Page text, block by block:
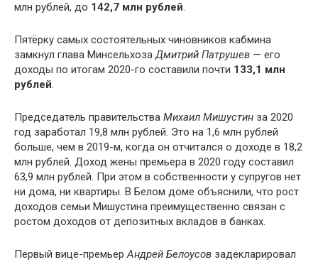
млн рублей, до 142,7 млн рублей.
Пятёрку самых состоятельных чиновников кабмина
замкнул глава МинсельхозаДмитрий Патрушев — его
доходы по итогам 2020-го составили почти 133,1 млн
рублей.
Председатель правительства Михаил Мишустин за 2020
год заработал 19,8 млн рублей. Это на 1,6 млн рублей
больше, чем в 2019-м, когда он отчитался о доходе в 18,2
млн рублей. Доход жены премьера в 2020 году составил
63,9 млн рублей. При этом в собственности у супругов нет
ни дома, ни квартиры. В Белом доме объяснили, что рост
доходов семьи Мишустина преимущественно связан с
ростом доходов от депозитных вкладов в банках.
Первый вице-премьерАндрей Белоусов задекларировал